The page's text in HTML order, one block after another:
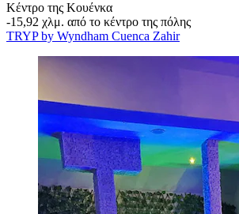
Κέντρο της Κουένκα
‐15,92 χλμ. από το κέντρο της πόλης
TRYP by Wyndham Cuenca Zahir